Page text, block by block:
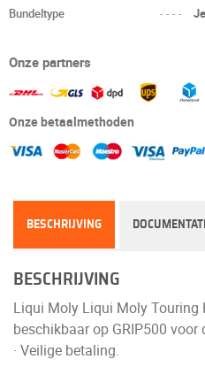
Bundeltype
----
Onze partners
Onze betaalmethoden
BESCHRIJVING
BESCHRIJVING
Liqui Moly Liqui Moly Touring
beschikbaar op GRIP500
· Veilige betaling.